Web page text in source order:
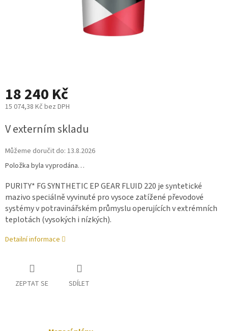
18 240 Kč
15 074,38 Kč bez DPH
cena:
V externím skladu
Můžeme doručit do: 13.8.2026
Položka byla vyprodána…
PURITY* FG SYNTHETIC EP GEAR FLUID 220 je syntetické
mazivo speciálně vyvinuté pro vysoce zatížené převodové
systémy v potravinářském průmyslu operujících v extrémních
teplotách (vysokých i nízkých).
Detailní informace
ZEPTAT SE SDÍLET